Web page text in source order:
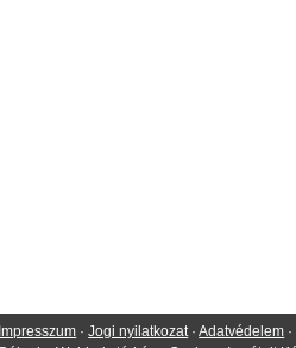
Impresszum ·Jogi nyilatkozat ·Adatvédelem ·